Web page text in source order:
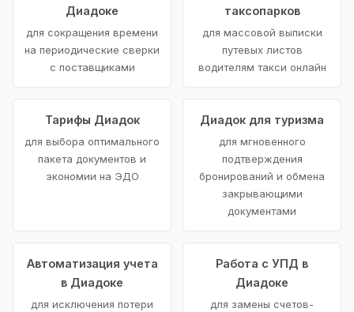
Диадоке
для сокращения времени
на периодические сверки
с поставщиками
таксопарков
для массовой выписки
путевых листов
водителям такси онлайн
Тарифы Диадок
для выбора оптимального
пакета документов и
экономии на ЭДО
Диадок для туризма
для мгновенного
подтверждения
бронирований и обмена
закрывающими
документами
Автоматизация учета
в Диадоке
для исключения потери
Работа с УПД в
Диадоке
для замены счетов-